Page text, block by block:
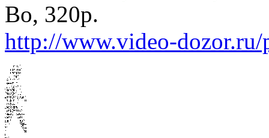
Во, 320р.
http://www.video-